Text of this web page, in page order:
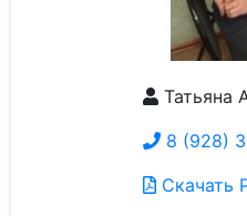
Татьяна
8 (928)
Скачать